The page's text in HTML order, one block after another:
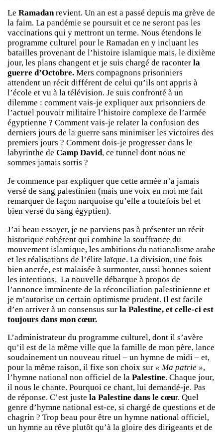
Le Ramadanrevient. Un an est a passé depuis ma grève de
la faim. La pandémie se poursuit et ce ne seront pas les
vaccinations qui y mettront un terme. Nous étendons le
programme culturel pour le Ramadan en y incluant les
batailles provenant de l’histoire islamique mais, le dixième
jour, les plans changent et je suis chargé de raconter la
guerre d’Octobre. Mers compagnons prisonniers
attendent un récit différent de celui qu’ils ont appris à
l’école et vu à la télévision. Je suis confronté à un
dilemme : comment vais-je expliquer aux prisonniers de
l’actuel pouvoir militaire l’histoire complexe de l’armée
égyptienne ? Comment vais-je relater la confusion des
derniers jours de la guerre sans minimiser les victoires des
premiers jours ? Comment dois-je progresser dans le
labyrinthe de Camp David, ce tunnel dont nous ne
sommes jamais sortis ?
Je commence par expliquer que cette armée n’a jamais
versé de sang palestinien (mais une voix en moi me fait
remarquer de façon narquoise qu’elle a toutefois bel et
bien versé du sang égyptien).
J’ai beau essayer, je ne parviens pas à présenter un récit
historique cohérent qui combine la souffrance du
mouvement islamique, les ambitions du nationalisme arabe
et les réalisations de l’élite laïque. La division, une fois
bien ancrée, est malaisée à surmonter, aussi bonnes soient
les intentions. La nouvelle débarque à propos de
l’annonce imminente de la réconciliation palestinienne et
je m’autorise un certain optimisme prudent. Il est facile
d’en arriver à un consensus sur la Palestine, et celle-ci est
toujours dans mon cœur.
L’administrateur du programme culturel, dont il s’avère
qu’il est de la même ville que la famille de mon père, lance
soudainement un nouveau rituel – un hymne de midi – et,
pour la même raison, il fixe son choix sur « Ma patrie »,
l’hymne national non officiel de la Palestine. Chaque jour,
il nous le chante. Pourquoi ce chant, lui demandé-je. Pas
de réponse. C’est juste la Palestine dans le cœur. Quel
genre d’hymne national est-ce, si chargé de questions et de
chagrin ? Trop beau pour être un hymne national officiel,
un hymne au rêve plutôt qu’à la gloire des dirigeants et de